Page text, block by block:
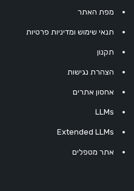
מפת האתר
תנאי שימוש ומדיניות פרטיות
תקנון
הצהרת נגישות
אחסון אתרים
LLMs
Extended LLMs
אתר מטפלים